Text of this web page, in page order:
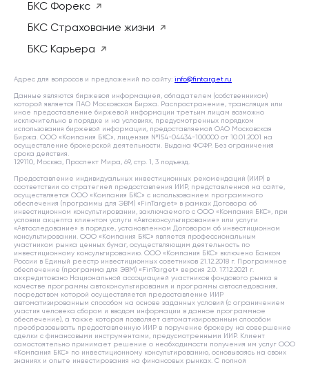
БКС Форекс
БКС Страхование жизни
БКС Карьера
Адрес для вопросов и предложений по сайту: info@fintarget.ru
Данные являются биржевой информацией, обладателем (собственником)
которой является ПАО Московская Биржа. Распространение, трансляция или
иное предоставление биржевой информации третьим лицам возможно
исключительно в порядке и на условиях, предусмотренных порядком
использования биржевой информации, предоставляемой ОАО Московская
Биржа. ООО «Компания БКС», лицензия №154-04434-100000 от 10.01.2001 на
осуществление брокерской деятельности. Выдана ФСФР. Без ограничения
срока действия.
129110, Москва, Проспект Мира, 69, стр. 1, 3 подъезд.
Предоставление индивидуальных инвестиционных рекомендаций (ИИР) в
соответствии со стратегией предоставления ИИР, представленной на сайте,
осуществляется ООО «Компания БКС» с использованием программного
обеспечения (программы для ЭВМ) «FinTarget» в рамках Договора об
инвестиционном консультировании, заключаемого с ООО «Компания БКС», при
условии акцепта клиентом услуги «Автоконсультирование» или услуги
«Автоследование» в порядке, установленном Договором об инвестиционном
консультировании. ООО «Компания БКС» является профессиональным
участником рынка ценных бумаг, осуществляющим деятельность по
инвестиционному консультированию. ООО «Компания БКС» включено Банком
России в Единый реестр инвестиционных советников 21.12.2018 г. Программное
обеспечение (программа для ЭВМ) «FinTarget» версия 2.0. 17.12.2021 г.
аккредитовано Национальной ассоциацией участников фондового рынка в
качестве программы автоконсультирования и программы автоследования,
посредством которой осуществляется предоставление ИИР
автоматизированным способом на основе заданных условий (с ограничением
участия человека сбором и вводом информации в данное программное
обеспечение), а также которая позволяет автоматизированным способом
преобразовывать предоставленную ИИР в поручение брокеру на совершение
сделки с финансовыми инструментами, предусмотренными ИИР. Клиент
самостоятельно принимает решение о необходимости получения им услуг ООО
«Компания БКС» по инвестиционному консультированию, основываясь на своих
знаниях и опыте инвестирования на финансовых рынках. С полной